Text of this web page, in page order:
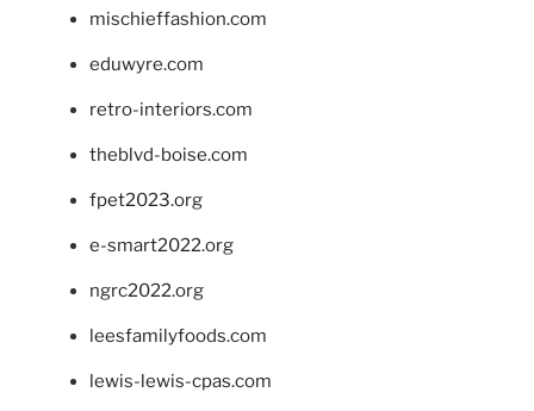
mischieffashion.com
eduwyre.com
retro-interiors.com
theblvd-boise.com
fpet2023.org
e-smart2022.org
ngrc2022.org
leesfamilyfoods.com
lewis-lewis-cpas.com